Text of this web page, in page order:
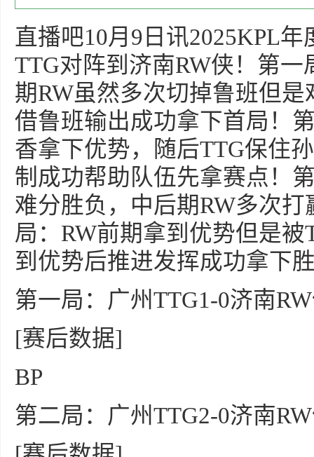
直播吧10月9日讯2025KPL
TTG对阵到济南RW侠！第
期RW虽然多次切掉鲁班但
借鲁班输出成功拿下首局！
香拿下优势，随后TTG保住
制成功帮助队伍先拿赛点！
难分胜负，中后期RW多次
局：RW前期拿到优势但是
到优势后推进发挥成功拿下
第一局：广州TTG1-0济南
[赛后数据]
BP
第二局：广州TTG2-0济南